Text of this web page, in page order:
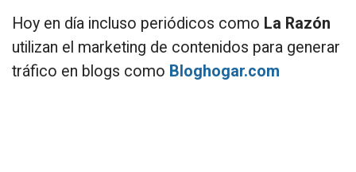
Hoy en día incluso periódicos como La Razón
utilizan el marketing de contenidos para generar
tráfico en blogs como Bloghogar.com